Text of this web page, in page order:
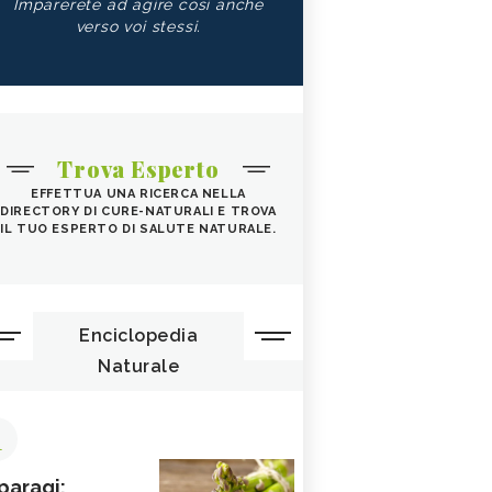
Imparerete ad agire così anche
verso voi stessi.
Trova Esperto
EFFETTUA UNA RICERCA NELLA
DIRECTORY DI CURE-NATURALI E TROVA
IL TUO ESPERTO DI SALUTE NATURALE.
Enciclopedia
Naturale